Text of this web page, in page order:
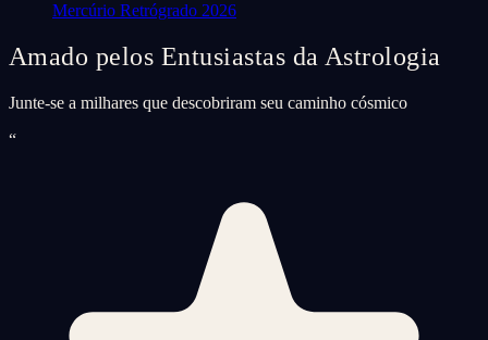
Mercúrio Retrógrado 2026
Amado pelos Entusiastas da Astrologia
Junte-se a milhares que descobriram seu caminho cósmico
“